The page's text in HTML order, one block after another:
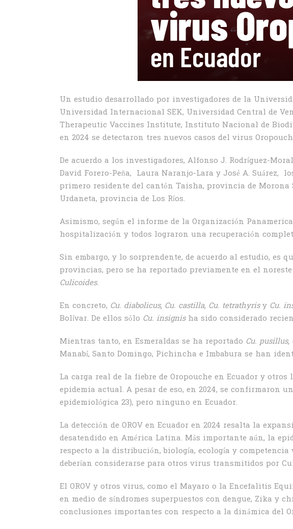
Un estudio desarrollado por investigadores de la
Universidad Internacional SEK, Universidad Central de
Therapeutic Vaccines Institute, Instituto Nacional de
en 2024 se detectaron tres nuevos casos del virus
De acuerdo a los investigadores, Alfonso J. Rodríguez-
David Forero-Peña, Laura Naranjo-Lara y José A. Suárez,
primero residente del cantón Taisha, provincia de
Urdaneta, provincia de Los Ríos.
Asimismo, según el informe de la Organización
hospitalización y todos lograron una recuperación
Sin embargo, y lo sorprendente, de acuerdo al estudio, es
provincias, pero se ha reportado previamente en el
Culicoides.
En concreto, Cu. diabolicus, Cu. castilla, Cu. tetrathyrisy Cu.
Bolívar. De ellos sólo Cu. insignisha sido considerado
Mientras tanto, en Esmeraldas se ha reportado Cu. pusillus,
Manabí, Santo Domingo, Pichincha e Imbabura se han
La carga real de la fiebre de Oropouche en Ecuador y
epidemia actual. A pesar de eso, en 2024, se confirmaron
epidemiológica 23), pero ninguno en Ecuador.
La detección de OROV en Ecuador en 2024 resalta la
desatendido en América Latina. Más importante aún, la
respecto a la distribución, biología, ecología y
deberían considerarse para otros virus transmitidos por
El OROV y otros virus, como el Mayaro o la Encefalitis
en medio de síndromes superpuestos con dengue, Zika y
conclusiones importantes con respecto a la dinámica del